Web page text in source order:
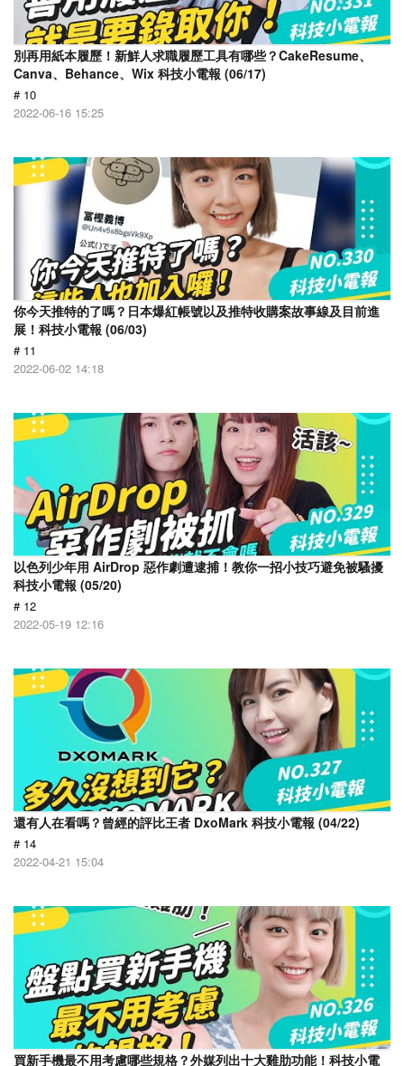
別再用紙本履歷！新鮮人求職履歷工具有哪些？CakeResume、
Canva、Behance、Wix 科技小電報 (06/17)
# 10
2022-06-16 15:25
你今天推特的了嗎？日本爆紅帳號以及推特收購案故事線及目前進
展！科技小電報 (06/03)
# 11
2022-06-02 14:18
以色列少年用 AirDrop 惡作劇遭逮捕！教你一招小技巧避免被騷擾
科技小電報 (05/20)
# 12
2022-05-19 12:16
還有人在看嗎？曾經的評比王者 DxoMark 科技小電報 (04/22)
# 14
2022-04-21 15:04
買新手機最不用考慮哪些規格？外媒列出十大雞肋功能！科技小電